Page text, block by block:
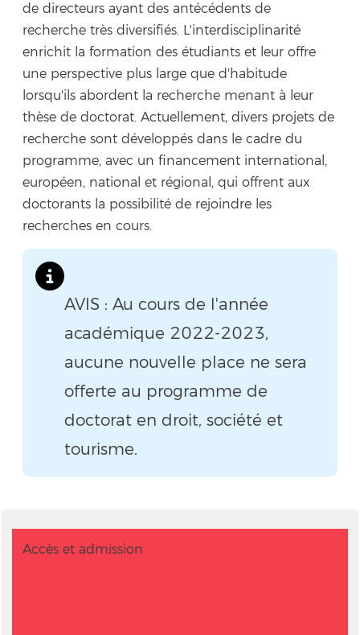
de directeurs ayant des antécédents de
recherche très diversifiés. L'interdisciplinarité
enrichit la formation des étudiants et leur offre
une perspective plus large que d'habitude
lorsqu'ils abordent la recherche menant à leur
thèse de doctorat. Actuellement, divers projets de
recherche sont développés dans le cadre du
programme, avec un financement international,
européen, national et régional, qui offrent aux
doctorants la possibilité de rejoindre les
recherches en cours.
AVIS : Au cours de l'année
académique 2022-2023,
aucune nouvelle place ne sera
offerte au programme de
doctorat en droit, société et
tourisme.
Accès et admission